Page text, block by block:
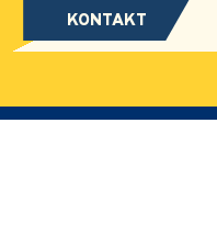
KONTAKT